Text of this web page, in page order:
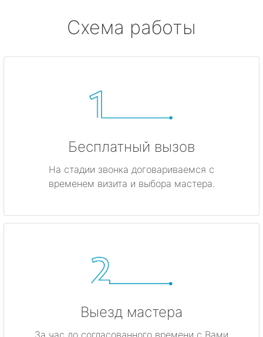
Схема работы
Бесплатный вызов
На стадии звонка договариваемся с
временем визита и выбора мастера.
Выезд мастера